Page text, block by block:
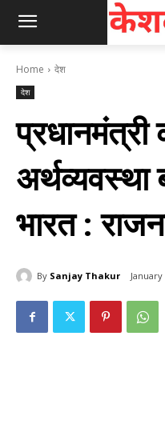
Home देश
देश
भारत :
By Sanjay Thakur January